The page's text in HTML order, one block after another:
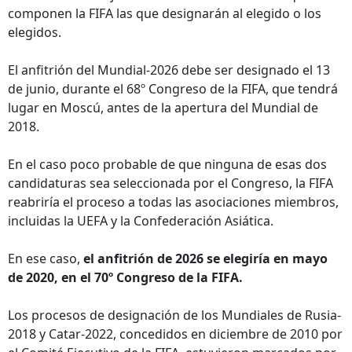
componen la FIFA las que designarán al elegido o los
elegidos.
El anfitrión del Mundial-2026 debe ser designado el 13
de junio, durante el 68º Congreso de la FIFA, que tendrá
lugar en Moscú, antes de la apertura del Mundial de
2018.
En el caso poco probable de que ninguna de esas dos
candidaturas sea seleccionada por el Congreso, la FIFA
reabriría el proceso a todas las asociaciones miembros,
incluidas la UEFA y la Confederación Asiática.
En ese caso, el anfitrión de 2026 se elegiría en mayo
de 2020, en el 70º Congreso de la FIFA.
Los procesos de designación de los Mundiales de Rusia-
2018 y Catar-2022, concedidos en diciembre de 2010 por